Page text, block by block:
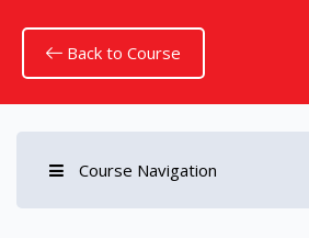
Back to Course
Course Navigation